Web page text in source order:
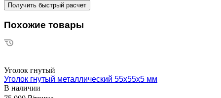
Похожие товары
Уголок гнутый
Уголок гнутый металлический 55х55х5 мм
В наличии